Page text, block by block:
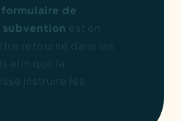
formulaire de
subvention est en
retourné dans les
afin que la
instruire les